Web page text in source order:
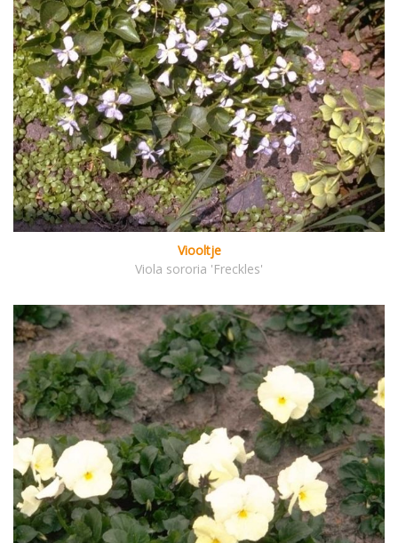
Viooltje
Viola sororia 'Freckles'